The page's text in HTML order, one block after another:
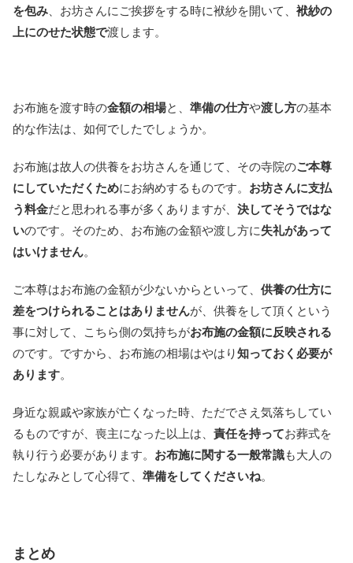
を包み 、お坊さんにご挨拶をする時に袱紗を開いて、 袱紗の
上にのせた状態で渡します。
お布施を渡す時の金額の相場と、 準備の仕方や渡し方の基本
的な作法は、如何でしたでしょうか。
お布施は故人の供養をお坊さんを通じて、その寺院のご本尊
にしていただくためにお納めするものです。 お坊さんに支払
う料金だと思われる事が多くありますが、 決してそうではな
いのです。そのため、お布施の金額や渡し方に失礼があって
はいけません。
ご本尊はお布施の金額が少ないからといって、 供養の仕方に
差をつけられることはありませんが、供養をして頂くという
事に対して、こちら側の気持ちがお布施の金額に反映される
のです。ですから、お布施の相場はやはり知っておく必要が
あります。
身近な親戚や家族が亡くなった時、ただでさえ気落ちしてい
るものですが、喪主になった以上は、 責任を持ってお葬式を
執り行う必要があります。 お布施に関する一般常識も大人の
たしなみとして心得て、 準備をしてくださいね。
まとめ